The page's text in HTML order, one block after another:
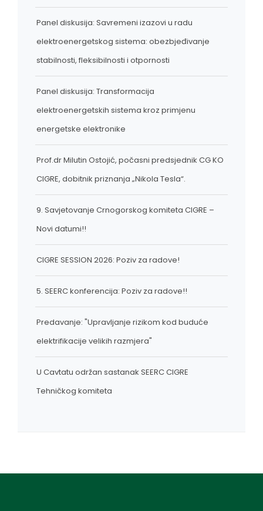
Panel diskusija: Savremeni izazovi u radu
elektroenergetskog sistema: obezbjeđivanje
stabilnosti, fleksibilnosti i otpornosti
Panel diskusija: Transformacija
elektroenergetskih sistema kroz primjenu
energetske elektronike
Prof.dr Milutin Ostojić, počasni predsjednik CG KO
CIGRE, dobitnik priznanja „Nikola Tesla“.
9. Savjetovanje Crnogorskog komiteta CIGRE –
Novi datumi!!
CIGRE SESSION 2026: Poziv za radove!
5. SEERC konferencija: Poziv za radove!!
Predavanje: "Upravljanje rizikom kod buduće
elektrifikacije velikih razmjera"
U Cavtatu održan sastanak SEERC CIGRE
Tehničkog komiteta